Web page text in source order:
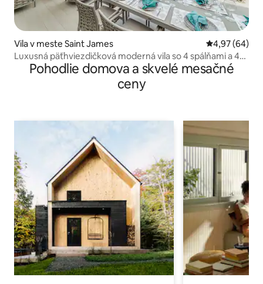
Vila v meste Saint James Priemerné
4,97 (64)
Luxusná päťhviezdičková moderná vila so 4 spálňami a 4
kúpeľňami
Pohodlie domova a skvelé mesačné
ceny